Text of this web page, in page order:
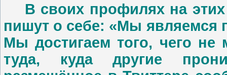
В своих профилях на этих
пишут о себе: «Мы являемся
Мы достигаем того, чего не
туда, куда другие